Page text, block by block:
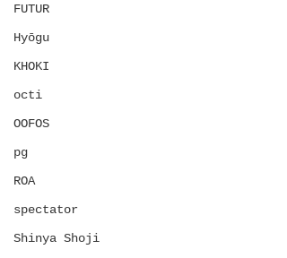
FUTUR
Hyōgu
KHOKI
octi
OOFOS
pg
ROA
spectator
Shinya Shoji